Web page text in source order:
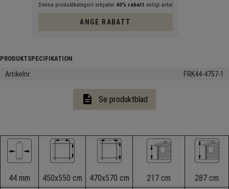
Denna produktkategori erbjuder 40% rabatt enligt avtal
ANGE RABATT
Artikelnr FRK44-4757-1
description Se produktblad
44 mm 450x550 cm 470x570 cm 217 cm 287 cm